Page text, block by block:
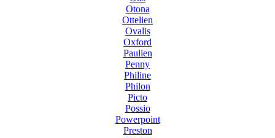
Otona
Ottelien
Ovalis
Oxford
Paulien
Penny
Philine
Philon
Picto
Possio
Powerpoint
Preston